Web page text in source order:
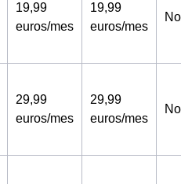
19,99
euros/mes
19,99
euros/mes
No
29,99
euros/mes
29,99
euros/mes
No